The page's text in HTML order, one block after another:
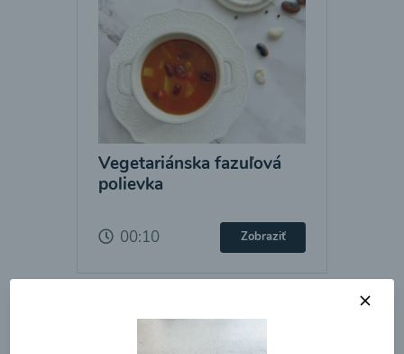
Vegetariánska fazuľová
polievka
00:10 Zobraziť